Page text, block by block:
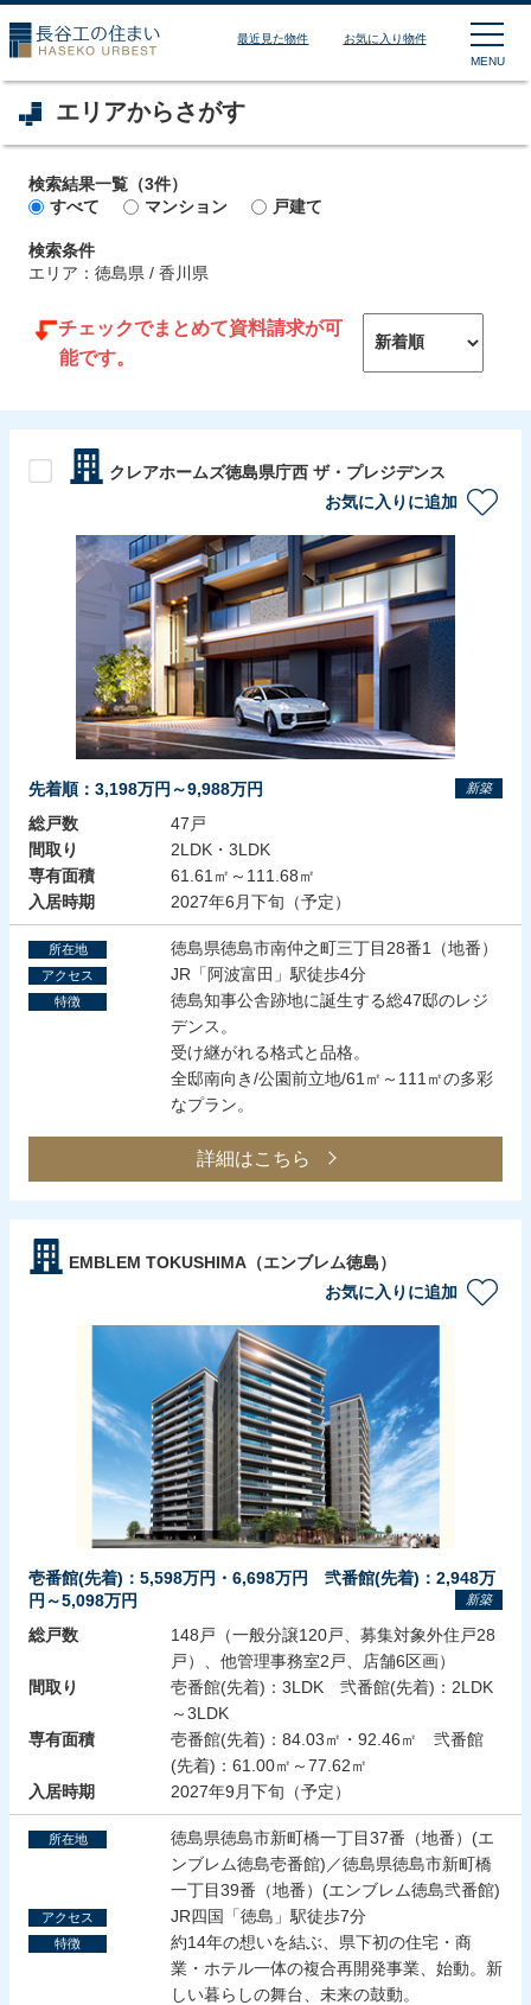
長谷工の住まい
最近見た物件
お気に入り物件
MENU
エリアからさがす
検索結果一覧（3件）
すべて
マンション 戸建て
検索条件
エリア： 徳島県 / 香川県
チェックでまとめて資料請求が可
能です。
クレアホームズ徳島県庁西 ザ・プレジデンス
お気に入りに追加
先着順：3,198万円～9,988万円 新築
総戸数
47戸
間取り
2LDK・3LDK
専有面積
61.61㎡～111.68㎡
入居時期
2027年6月下旬（予定）
所在地 徳島県徳島市南仲之町三丁目28番1（地番）
アクセス JR「阿波富田」駅徒歩4分
特徴
徳島知事公舎跡地に誕生する総47邸のレジ
デンス。
受け継がれる格式と品格。
全邸南向き/公園前立地/61㎡～111㎡の多彩
なプラン。
詳細はこちら
EMBLEM TOKUSHIMA（エンブレム徳島）
お気に入りに追加
壱番館(先着)：5,598万円・6,698万円 弐番館(先着)：2,948万
円～5,098万円
新築
総戸数
148戸（一般分譲120戸、募集対象外住戸28
戸）、他管理事務室2戸、店舗6区画）
間取り
壱番館(先着)：3LDK 弐番館(先着)：2LDK
～3LDK
専有面積
壱番館(先着)：84.03㎡・92.46㎡ 弐番館
(先着)：61.00㎡～77.62㎡
入居時期
2027年9月下旬（予定）
所在地
徳島県徳島市新町橋一丁目37番（地番）(エ
ンブレム徳島壱番館)／徳島県徳島市新町橋
一丁目39番（地番）(エンブレム徳島弐番館)
アクセス JR四国「徳島」駅徒歩7分
特徴
約14年の想いを結ぶ、県下初の住宅・商
業・ホテル一体の複合再開発事業、始動。新
しい暮らしの舞台、未来の鼓動。